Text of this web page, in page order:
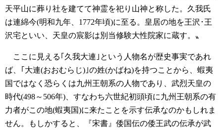
天平山に葬り社を建てて神霊を祀り山神と称した。久我氏
は連綿今(明和九年、1772年頃)に至る。皇居の地を王沢･王
沢宅といい、天皇の宸影は別当修験大性院家に蔵す。〟
ここに見える｢久我大連｣という人物名が歴史事実であれ
ば、｢大連(おおむらじ)｣の姓(かばね)を持つことから、蝦夷
国ではなく恐らくは九州王朝系の人物であり、武烈天皇の
時代(498～506年)、すなわち六世紀初頭頃に九州王朝系の有
力者がこの地(蝦夷国)に来たことを示す伝承なのかもしれま
せん。もしかすると、『宋書』倭国伝の倭王武の伝承が武